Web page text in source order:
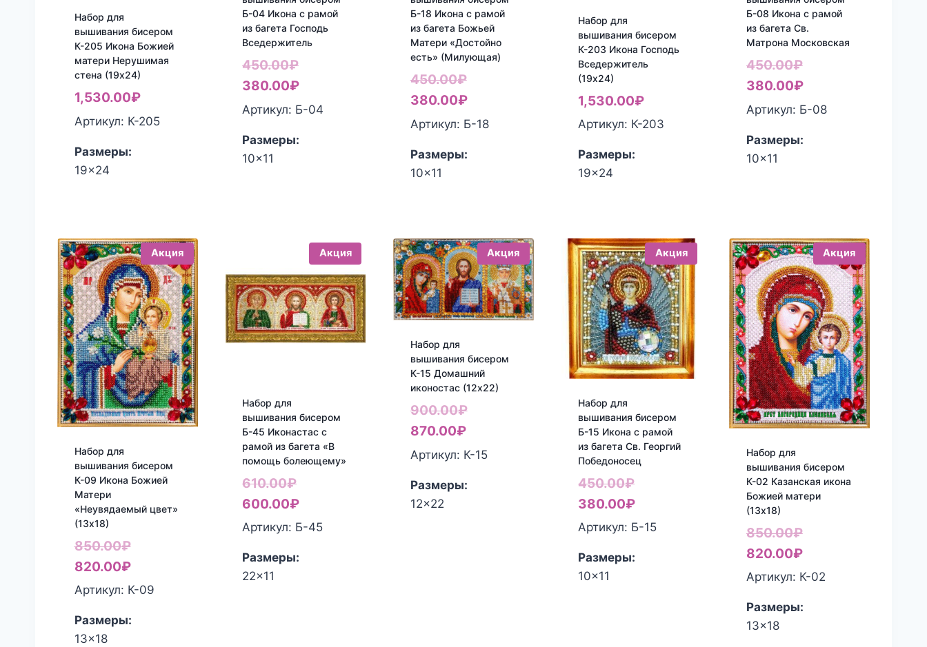
Набор для
вышивания бисером
К-205 Икона Божией
матери Нерушимая
стена (19х24)
1,530.00₽
Артикул: К-205
Размеры:
19x24
Б-04 Икона с рамой
из багета Господь
Вседержитель
450.00₽Первоначальная
цена
составляла
380.00₽Текущая
цена:
Артикул: Б-04
Размеры:
10x11
Б-18 Икона с рамой
из багета Божьей
Матери «Достойно
есть» (Милующая)
450.00₽Первоначальная
цена
составляла
380.00₽Текущая
цена:
Артикул: Б-18
Размеры:
10x11
Набор для
вышивания бисером
К-203 Икона Господь
Вседержитель
(19х24)
1,530.00₽
Артикул: К-203
Размеры:
19x24
Б-08 Икона с рамой
из багета Св.
Матрона Московская
450.00₽Первоначальная
цена
составляла
380.00₽Текущая
цена:
Артикул: Б-08
Размеры:
10x11
Акция
Набор для
вышивания бисером
К-09 Икона Божией
Матери
«Неувядаемый цвет»
(13х18)
850.00₽Первоначальная
цена
составляла
820.00₽Текущая
цена:
Артикул: К-09
Размеры:
13x18
Акция
Набор для
вышивания бисером
Б-45 Иконастас с
рамой из багета «В
помощь болеющему»
610.00₽Первоначальная
цена
составляла
600.00₽Текущая
цена:
Артикул: Б-45
Размеры:
22x11
Акция
Набор для
вышивания бисером
К-15 Домашний
иконостас (12х22)
900.00₽Первоначальная
составляла
870.00₽Текущая
цена:
Артикул: К-15
Размеры:
12x22
Акция
Набор для
вышивания бисером
Б-15 Икона с рамой
из багета Св. Георгий
Победоносец
450.00₽Первоначальная
цена
составляла
380.00₽Текущая
цена:
Артикул: Б-15
Размеры:
10x11
Акция
Набор для
вышивания бисером
К-02 Казанская икона
Божией матери
(13х18)
850.00₽Первоначальная
цена
составляла
820.00₽Текущая
цена:
Артикул: К-02
Размеры:
13x18